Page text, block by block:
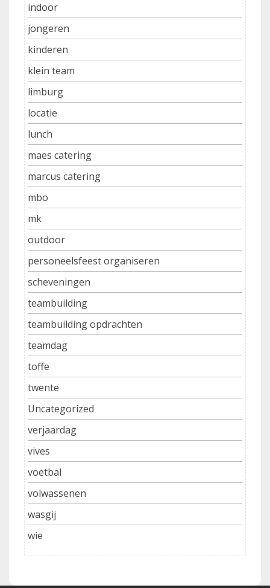
indoor
jongeren
kinderen
klein team
limburg
locatie
lunch
maes catering
marcus catering
mbo
mk
outdoor
personeelsfeest organiseren
scheveningen
teambuilding
teambuilding opdrachten
teamdag
toffe
twente
Uncategorized
verjaardag
vives
voetbal
volwassenen
wasgij
wie